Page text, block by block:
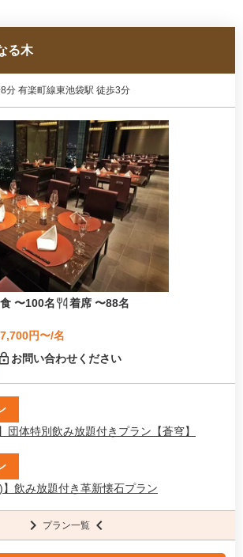
る木
分 有楽町線東池袋駅 徒歩3分
〜100名 着席 〜88名
7,700円〜/名
お問い合わせください
団体特別飲み放題付きプラン【蒼穹】
】飲み放題付き革新懐石プラン
プラン一覧